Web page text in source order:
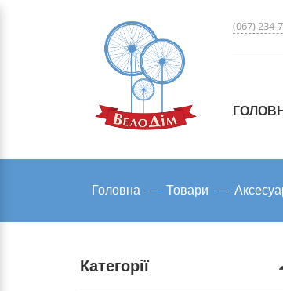
(067) 234-
Головна Товари
Категорії